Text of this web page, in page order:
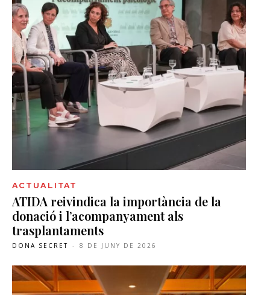
ACTUALITAT
ATIDA reivindica la importància de la
donació i l’acompanyament als
trasplantaments
DONA SECRET - 8 DE JUNY DE 2026